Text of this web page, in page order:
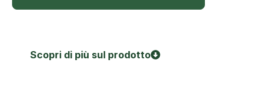
Scopri di più sul prodotto